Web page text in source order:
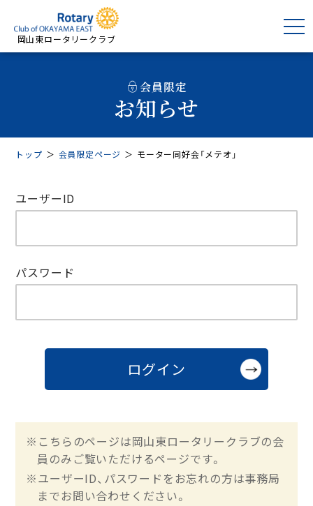
岡山東ロータリークラブ
会員限定
お知らせ
トップ ＞ 会員限定ページ ＞ モーター同好会「メテオ」
ユーザーID
パスワード
※こちらのページは岡山東ロータリークラブの会
員のみご覧いただけるページです。
※ユーザーID、パスワードをお忘れの方は事務局
までお問い合わせください。